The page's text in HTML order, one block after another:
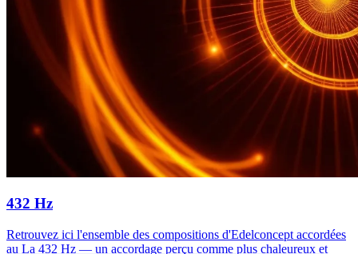
432 Hz
Retrouvez ici l'ensemble des compositions d'Edelconcept accordées
au La 432 Hz — un accordage perçu comme plus chaleureux et